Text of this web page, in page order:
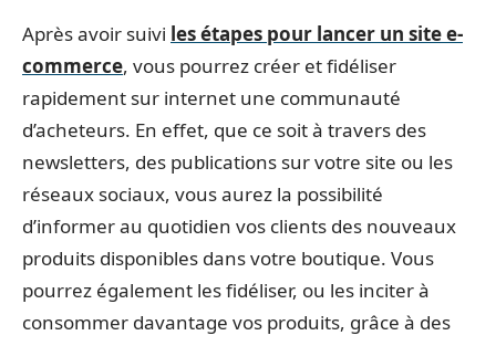
Après avoir suivi les étapes pour lancer un site e-
commerce, vous pourrez créer et fidéliser
rapidement sur internet une communauté
d’acheteurs. En effet, que ce soit à travers des
newsletters, des publications sur votre site ou les
réseaux sociaux, vous aurez la possibilité
d’informer au quotidien vos clients des nouveaux
produits disponibles dans votre boutique. Vous
pourrez également les fidéliser, ou les inciter à
consommer davantage vos produits, grâce à des